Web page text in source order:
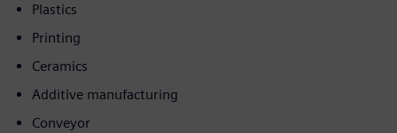
Plastics
Printing
Ceramics
Additive manufacturing
Conveyor